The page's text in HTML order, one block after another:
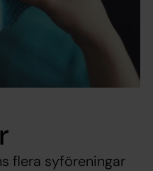
flera syföreningar